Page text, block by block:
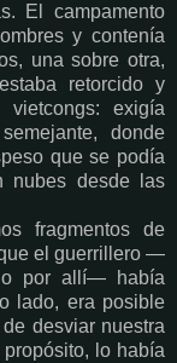
El campamento
y contenía
una sobre otra,
retorcido y
exigía
donde
que se podía
nubes desde las
fragmentos de
el guerrillero —
por allí— había
lado, era posible
desviar nuestra
lo había